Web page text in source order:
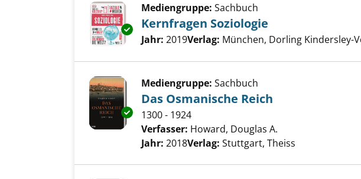
Exemplar-Details von Kernfragen Soziologie anzeigen
Mediengruppe: Sachbuch
Kernfragen Soziologie
Suche nach diesem Verfasser
Jahr: 2019Verlag: München, Dorling Kindersley-
Exemplar-Details von Das Osmanische Reich anzeigen
Mediengruppe: Sachbuch
Das Osmanische Reich
1300 - 1924
Verfasser: Howard, Douglas A.
Jahr: 2018Verlag: Stuttgart, Theiss